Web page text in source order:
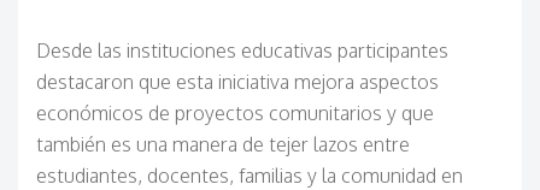
Desde las instituciones educativas participantes
destacaron que esta iniciativa mejora aspectos
económicos de proyectos comunitarios y que
también es una manera de tejer lazos entre
estudiantes, docentes, familias y la comunidad en